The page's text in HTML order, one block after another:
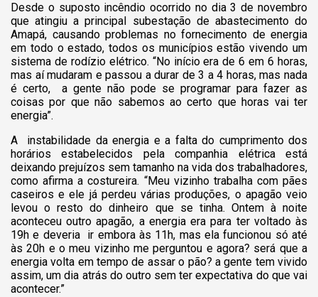
Desde o suposto incêndio ocorrido no dia 3 de novembro
que atingiu a principal subestação de abastecimento do
Amapá, causando problemas no fornecimento de energia
em todo o estado, todos os municípios estão vivendo um
sistema de rodízio elétrico. “No início era de 6 em 6 horas,
mas aí mudaram e passou a durar de 3 a 4 horas, mas nada
é certo, a gente não pode se programar para fazer as
coisas por que não sabemos ao certo que horas vai ter
energia”.
A instabilidade da energia e a falta do cumprimento dos
horários estabelecidos pela companhia elétrica está
deixando prejuízos sem tamanho na vida dos trabalhadores,
como afirma a costureira. “Meu vizinho trabalha com pães
caseiros e ele já perdeu várias produções, o apagão veio
levou o resto do dinheiro que se tinha. Ontem à noite
aconteceu outro apagão, a energia era para ter voltado às
19h e deveria ir embora às 11h, mas ela funcionou só até
às 20h e o meu vizinho me perguntou e agora? será que a
energia volta em tempo de assar o pão? a gente tem vivido
assim, um dia atrás do outro sem ter expectativa do que vai
acontecer.”